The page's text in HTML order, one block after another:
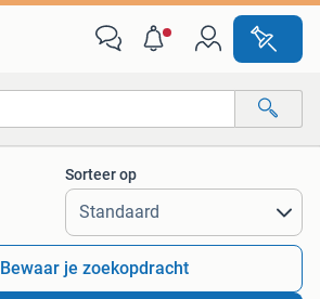
Alle afstanden…
Sorteer op
Bewaar je zoekopdracht